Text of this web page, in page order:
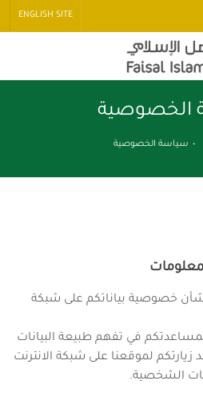
ENGLISH SITE
الخصوصية
سياسة الخصوصية
خصوصية بياناتكم على شبكة
في تفهم طبيعة البيانات
زيارتكم لموقعنا على شبكة الانترنت
الشخصية.